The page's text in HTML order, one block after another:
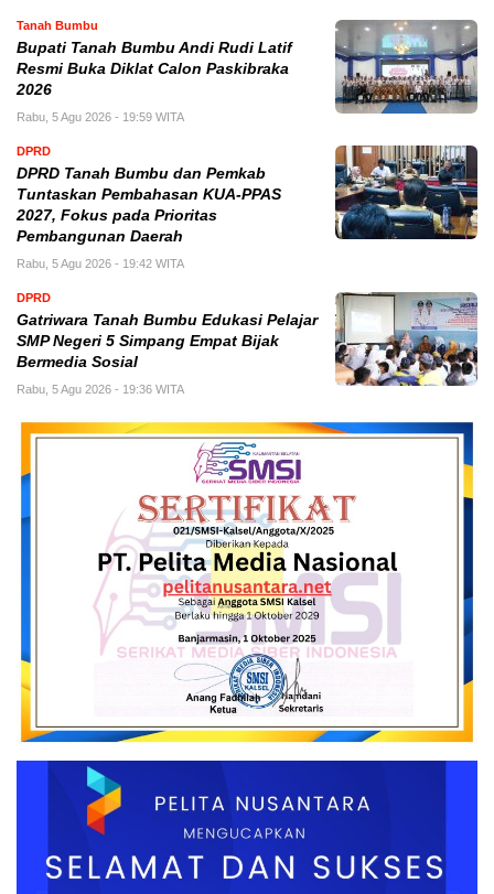
Tanah Bumbu
Bupati Tanah Bumbu Andi Rudi Latif
Resmi Buka Diklat Calon Paskibraka
2026
Rabu, 5 Agu 2026 - 19:59 WITA
DPRD
DPRD Tanah Bumbu dan Pemkab
Tuntaskan Pembahasan KUA-PPAS
2027, Fokus pada Prioritas
Pembangunan Daerah
Rabu, 5 Agu 2026 - 19:42 WITA
DPRD
Gatriwara Tanah Bumbu Edukasi Pelajar
SMP Negeri 5 Simpang Empat Bijak
Bermedia Sosial
Rabu, 5 Agu 2026 - 19:36 WITA